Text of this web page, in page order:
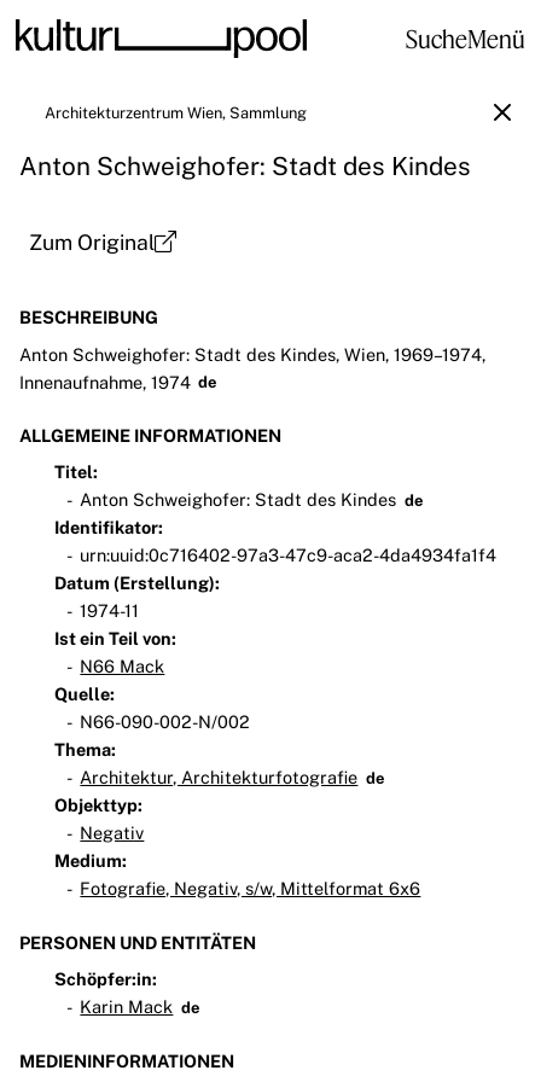
SucheMenü
Architekturzentrum Wien, Sammlung
Anton Schweighofer: Stadt des Kindes
Zum Original
BESCHREIBUNG
Anton Schweighofer: Stadt des Kindes, Wien, 1969–1974,
Innenaufnahme, 1974 de
ALLGEMEINE INFORMATIONEN
Titel:
Anton Schweighofer: Stadt des Kindes de
Identifikator:
urn:uuid:0c716402-97a3-47c9-aca2-4da4934fa1f4
Datum (Erstellung):
1974-11
Ist ein Teil von:
N66 Mack
Quelle:
N66-090-002-N/002
Thema:
Architektur, Architekturfotografie de
Objekttyp:
Negativ
Medium:
Fotografie, Negativ, s/w, Mittelformat 6x6
PERSONEN UND ENTITÄTEN
Schöpfer:in:
Karin Mack de
MEDIENINFORMATIONEN